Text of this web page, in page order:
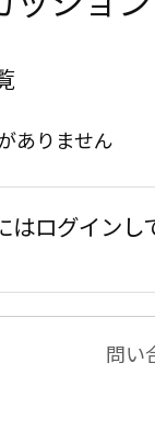
ありません
ログインし
問い